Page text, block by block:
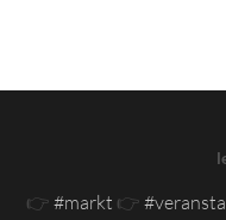
👉 #markt 👉